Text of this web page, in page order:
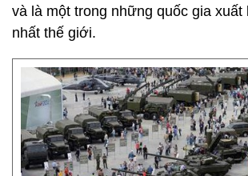
và là một trong những quốc gia xuất
nhất thế giới.